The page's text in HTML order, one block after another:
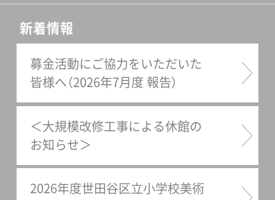
新着情報
募金活動にご協力をいただいた
皆様へ（2026年7月度 報告）
＜大規模改修工事による休館の
お知らせ＞
2026年度世田谷区立小学校美術